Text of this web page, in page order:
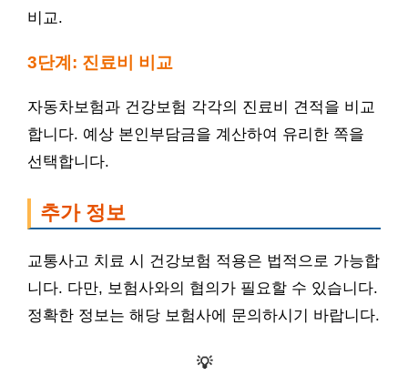
비교.
3단계: 진료비 비교
자동차보험과 건강보험 각각의 진료비 견적을 비교
합니다. 예상 본인부담금을 계산하여 유리한 쪽을
선택합니다.
추가 정보
교통사고 치료 시 건강보험 적용은 법적으로 가능합
니다. 다만, 보험사와의 협의가 필요할 수 있습니다.
정확한 정보는 해당 보험사에 문의하시기 바랍니다.
💡